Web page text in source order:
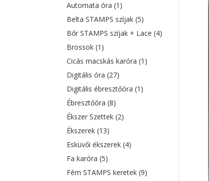
Automata óra(1)
Belta STAMPS szíjak(5)
Bőr STAMPS szíjak + Lace(4)
Brossok(1)
Cicás macskás karóra(1)
Digitális óra(27)
Digitális ébresztőóra(1)
Ébresztőóra(8)
Ékszer Szettek(2)
Ékszerek(13)
Esküvői ékszerek(4)
Fa karóra(5)
Fém STAMPS keretek(9)